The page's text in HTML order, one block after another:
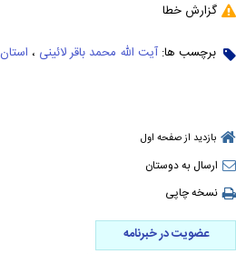
گزارش خطا
برچسب ها: آیت الله محمد باقر لائینی ،
بازدید از صفحه اول
ارسال به دوستان
نسخه چاپی
عضویت در خبرنامه